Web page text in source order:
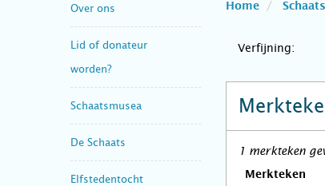
Over ons
Lid of donateur
worden?
Schaatsmusea
De Schaats
Elfstedentocht
Home
Verfijning:
1 merkteken
Merkteken